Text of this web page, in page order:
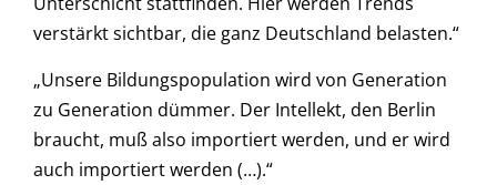
verstärkt sichtbar, die ganz Deutschland belasten.“
„Unsere Bildungspopulation wird von Generation
zu Generation dümmer. Der Intellekt, den Berlin
braucht, muß also importiert werden, und er wird
auch importiert werden (…).“